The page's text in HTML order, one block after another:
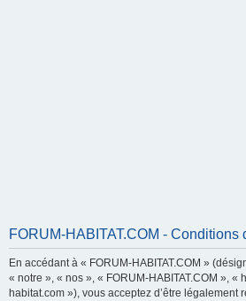
FORUM-HABITAT.COM - Conditions
En accédant à « FORUM-HABITAT.COM »
« notre », « nos », « FORUM-HABITAT.COM », «
habitat.com »), vous acceptez d’être légalement